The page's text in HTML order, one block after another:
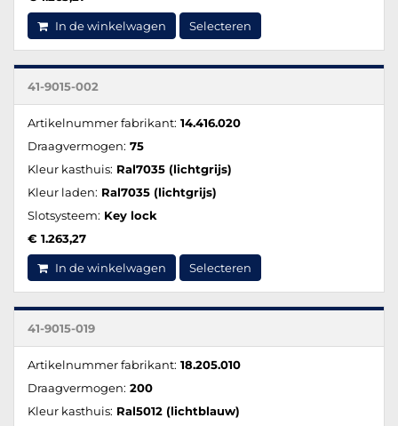
In de winkelwagen Selecteren
41-9015-002
Artikelnummer fabrikant: 14.416.020
Draagvermogen: 75
Kleur kasthuis: Ral7035 (lichtgrijs)
Kleur laden: Ral7035 (lichtgrijs)
Slotsysteem: Key lock
€ 1.263,27
In de winkelwagen Selecteren
41-9015-019
Artikelnummer fabrikant: 18.205.010
Draagvermogen: 200
Kleur kasthuis: Ral5012 (lichtblauw)